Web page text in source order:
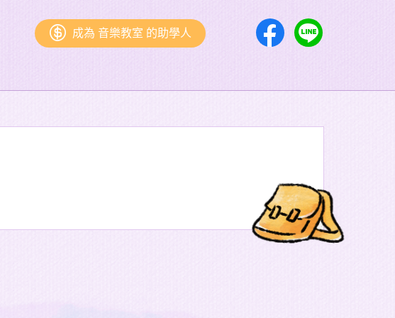
成為 音樂教室 的助學人